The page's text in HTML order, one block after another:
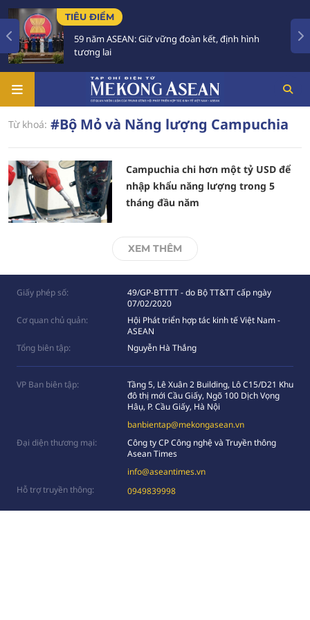
TIÊU ĐIỂM
59 năm ASEAN: Giữ vững đoàn kết, định hình
tương lai
Từ khoá: #Bộ Mỏ và Năng lượng Campuchia
Campuchia chi hơn một tỷ USD để
nhập khẩu năng lượng trong 5
tháng đầu năm
XEM THÊM
Giấy phép số:
49/GP-BTTTT - do Bộ TT&TT cấp ngày
07/02/2020
Cơ quan chủ quản:
Hội Phát triển hợp tác kinh tế Việt Nam -
ASEAN
Tổng biên tập:
Nguyễn Hà Thắng
VP Ban biên tập:
Tầng 5, Lê Xuân 2 Building, Lô C15/D21 Khu
đô thị mới Cầu Giấy, Ngõ 100 Dịch Vọng
Hâụ, P. Cầu Giấy, Hà Nội
banbientap@mekongasean.vn
Đại diện thương mại:
Công ty CP Công nghệ và Truyền thông
Asean Times
info@aseantimes.vn
Hỗ trợ truyền thông:
0949839998